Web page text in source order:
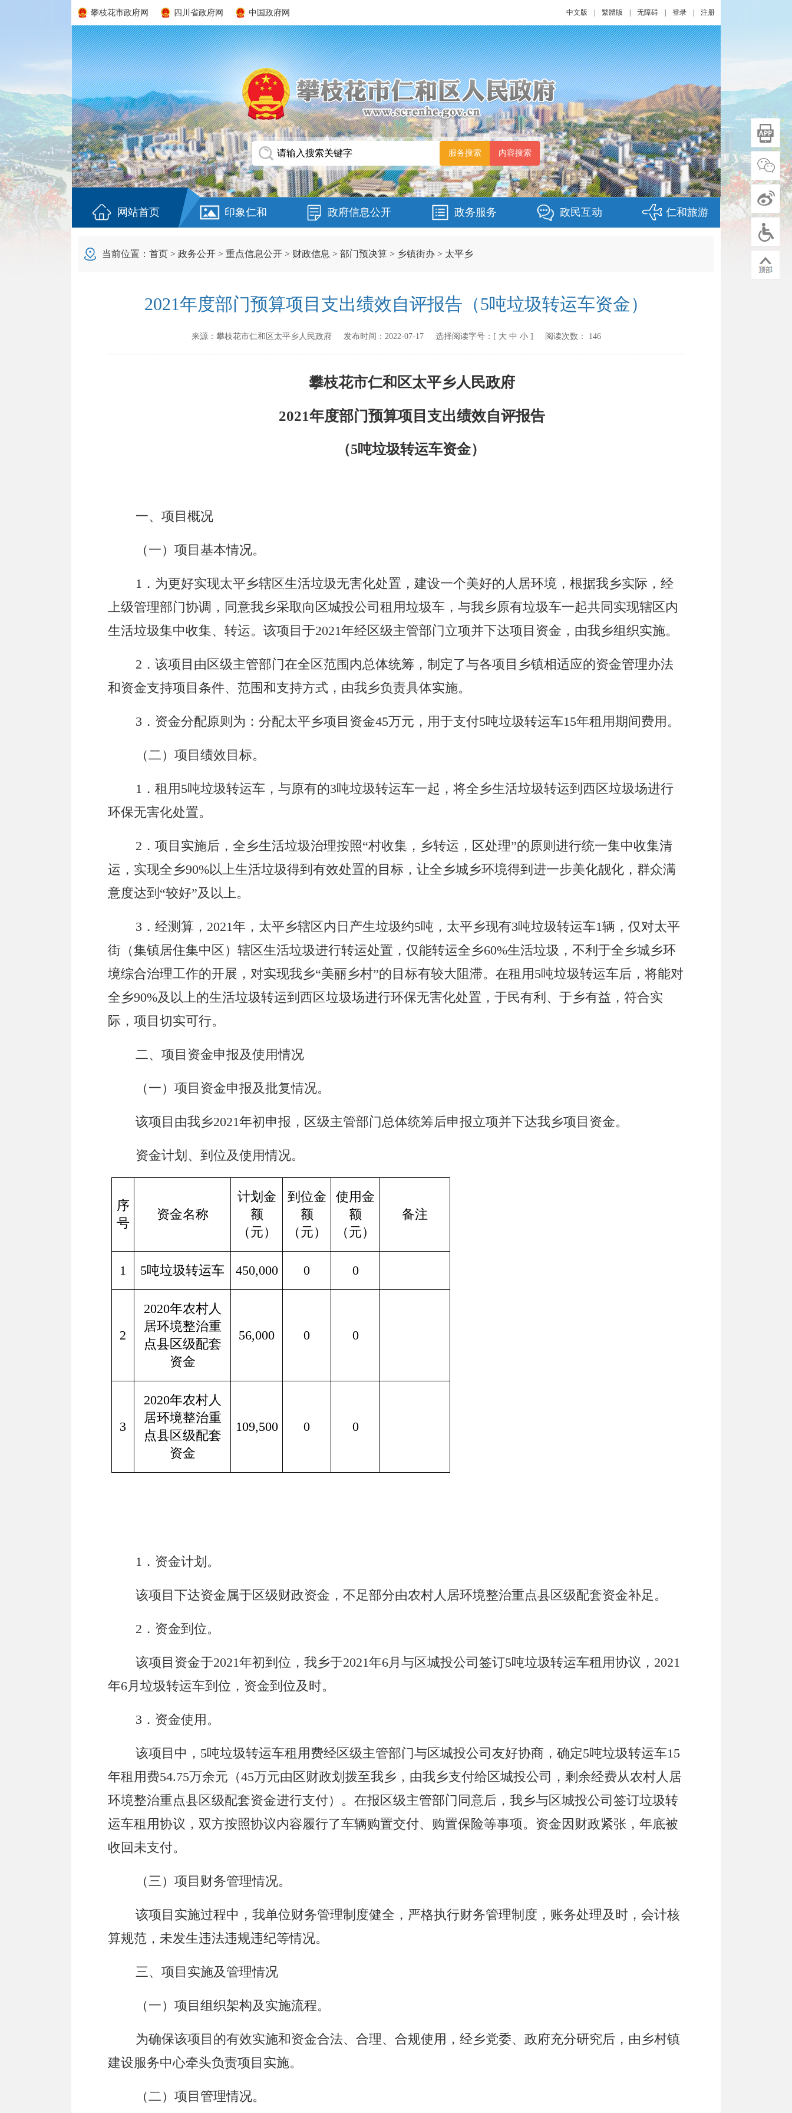
攀枝花市政府网 四川省政府网 中国政府网 中文版 繁體版 无障碍 登录 注册
网站首页 印象仁和 政府信息公开 政务服务 政民互动 仁和旅游
当前位置： 首页 > 政务公开 > 重点信息公开 > 财政信息 > 部门预决算 > 乡镇街办 > 太平乡
2021年度部门预算项目支出绩效自评报告（5吨垃圾转运车资金）
来源： 攀枝花市仁和区太平乡人民政府发布时间： 2022-07-17选择阅读字号：[ 大 中 小] 阅读次数： 146
攀枝花市仁和区太平乡人民政府
2021年度部门预算项目支出绩效自评报告
（5吨垃圾转运车资金）
一、 项目概况
（一）项目基本情况。
1．为更好实现太平乡辖区生活垃圾无害化处置， 建设一个美好的人居环境， 根据我乡实际， 经
上级管理部门协调， 同意我乡采取向区城投公司租用垃圾车，与我乡原有垃圾车一起共同实现辖区内
生活垃圾集中收集、 转运。该项目于2021年经区级主管部门立项并下达项目资金，由我乡组织实施。
2 ．该项目由区级主管部门在全区范围内总体统筹，制定了与各项目乡镇相适应的资金管理办法
和资金支持项目条件、范围和支持方式，由我乡负责具体实施。
3 ．资金分配原则为：分配太平乡项目资金45万元，用于支付5吨垃圾转运车15年租用期间费用。
（二）项目绩效目标。
1．租用5吨垃圾转运车，与原有的3吨垃圾转运车一起，将全乡生活垃圾转运到西区垃圾场进行
环保无害化处置。
2．项目实施后，全乡生活垃圾治理按照“村收集， 乡转运，区处理”的原则进行统一集中收集清
运 ， 实现全乡90%以上生活垃圾得到有效处置的目标， 让全乡城乡环境得到进一步美化靓化，群众满
意度达到“较好”及以上。
3．经测算，2021年， 太平乡辖区内 日产生垃圾约5吨， 太平乡现有3吨垃圾转运车1辆，仅对太平
街（集镇居住集中区）辖区生活垃圾进行转运处置，仅能转运全乡60%生活垃圾，不利于全乡城乡环
境综合治理工作的开展，对实现我乡“美丽乡村”的目标有较大阻滞。在租用5吨垃圾转运车后，将能对
全乡90%及以上的生活垃圾转运到西区垃圾场进行环保无害化处置，于民有利、于乡有益，符合实
际，项目切实可行。
二、项目资金申报及使用情况
（一）项目资金申报及批复情况。
该项目由我乡2021年初申报，区级主管部门总体统筹后申报立项并下达我乡项目资金。
资金计划、到位及使用情况。
序
号
资金名称
计划金
额
（元）
到位金
额
（元）
使用金
额
（元）
备注
1 5吨垃圾转运车 450,000 0 0
2
2020年农村人
居环境整治重
点县区级配套
资金
56,000 0 0
3
2020年农村人
居环境整治重
点县区级配套
资金
109,500 0 0
1．资金计划。
该项目下达资金属于区级财政资金，不足部分由农村人居环境整治重点县区级配套资金补足。
2．资金到位。
该项目资金于2021年初到位，我乡于2021年6月与区城投公司签订5吨垃圾转运车租用协议，2021
年6月垃圾转运车到位，资金到位及时。
3．资金使用。
该项目中，5吨垃圾转运车租用费经区级主管部门与区城投公司友好协商，确定5吨垃圾转运车15
年租用费54.75万余元（45万元由区财政划拨至我乡 ，由我乡支付给区城投公司，剩余经费从农村人居
环境整治重点县区级配套资金进行支付） 。 在报区级主管部门 同意后，我乡与区城投公司签订垃圾转
运车租用协议，双方按照协议内容履行了车辆购置交付、购置保险等事项。 资金因财政紧张，年底被
收回未支付。
（三）项目财务管理情况。
该项目实施过程中，我单位财务管理制度健全，严格执行财务管理制度，账务处理及时，会计核
算规范，未发生违法违规违纪等情况。
三、项目实施及管理情况
（一）项目组织架构及实施流程。
为确保该项目的有效实施和资金合法、合理、合规使用，经乡党委、政府充分研究后，由 乡村镇
建设服务中心牵头负责项目实施。
（二）项目管理情况。